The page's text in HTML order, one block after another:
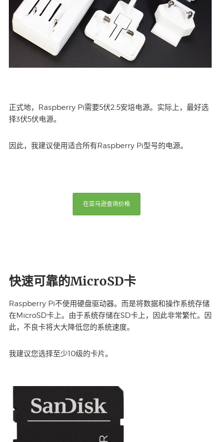
正式地，Raspberry Pi需要5伏2.5安培电源。实际上，最好选
择3伏5伏电源。
因此，我建议使用适合所有Raspberry Pi型号的电源。
在亚马逊查询价格
快速可靠的MicroSD卡
Raspberry Pi不使用硬盘驱动器。而是将数据和操作系统存储
在MicroSD卡上。由于系统存储在SD卡上，因此非常繁忙。因
此，不良卡将大大降低您的系统速度。
我建议您选择至少10级的卡片。